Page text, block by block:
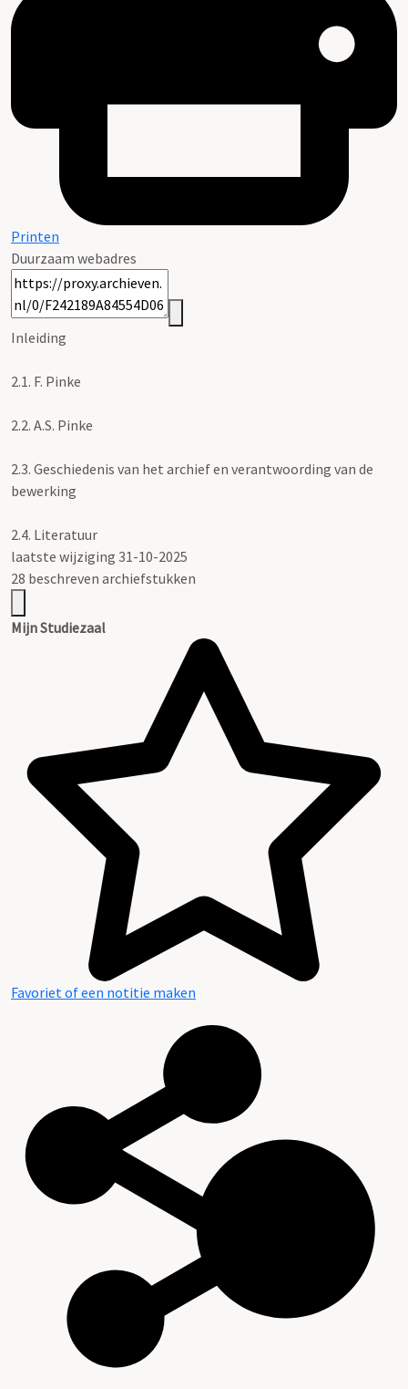
Printen
Duurzaam webadres
Inleiding
2.1. F. Pinke
2.2. A.S. Pinke
2.3. Geschiedenis van het archief en verantwoording van de
bewerking
2.4. Literatuur
laatste wijziging 31-10-2025
28 beschreven archiefstukken
Mijn Studiezaal
Favoriet of een notitie maken